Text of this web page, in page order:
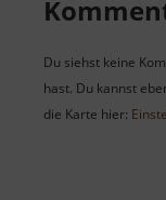
Du siehst keine
hast. Du kannst
die Karte hier: